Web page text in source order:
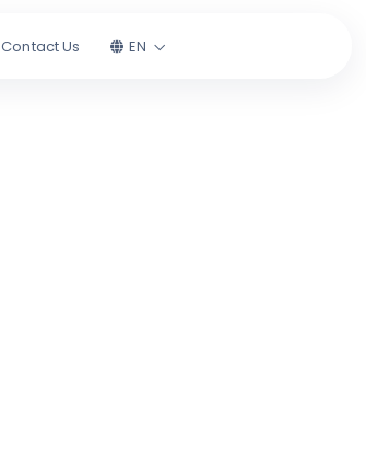
Contact Us EN